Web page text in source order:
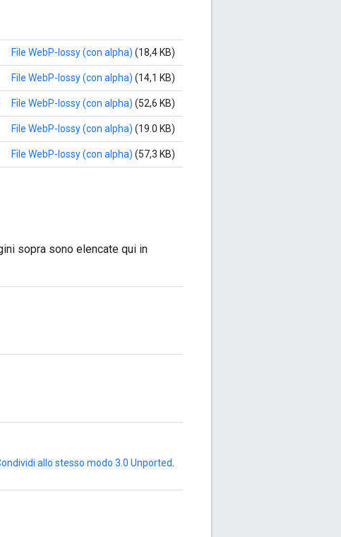
File WebP-lossy (con alpha) (18,4 KB)
File WebP-lossy (con alpha) (14,1 KB)
File WebP-lossy (con alpha) (52,6 KB)
File WebP-lossy (con alpha) (19.0 KB)
File WebP-lossy (con alpha) (57,3 KB)
sopra sono elencate qui in
allo stesso modo 3.0 Unported